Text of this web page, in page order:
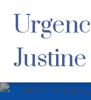
Justine